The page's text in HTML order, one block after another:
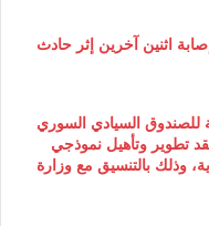
اثنين آخرين إثر حادث
للصندوق السيادي السوري
تطوير وتأهيل نموذجي
وذلك بالتنسيق مع وزارة